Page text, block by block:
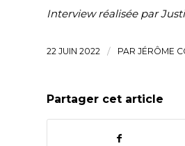
Interview réalisée par
22 JUIN 2022 / PAR JÉRÔME
Partager cet article